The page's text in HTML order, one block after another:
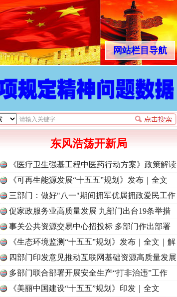
网站栏目导航
东风浩荡开新局
《医疗卫生强基工程中医药行动方案》政策解读
《可再生能源发展“十五五”规划》发布｜全文
三部门：做好"八一"期间拥军优属拥政爱民工作
促家政服务业高质量发展 九部门出台19条举措
事关公共资源交易中心招投标 多部门作出部署
《生态环境监测“十五五”规划》发布｜全文｜解
读
四部门印发意见推动互联网基础资源高质量发展
多部门联合部署开展安全生产“打非治违”工作
《美丽中国建设“十五五”规划》印发｜全文